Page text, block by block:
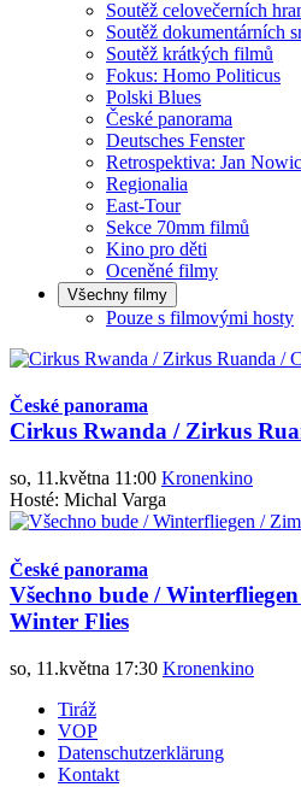
Soutěž celovečerních
Soutěž dokumentárních
Soutěž krátkých filmů
Fokus: Homo Politicus
Polski Blues
České panorama
Deutsches Fenster
Retrospektiva: Jan
Regionalia
East-Tour
Sekce 70mm filmů
Kino pro děti
Oceněné filmy
Všechny filmy
Pouze s filmovými hosty
České panorama
Cirkus Rwanda / Zirkus
so, 11.května 11:00 Kronenkino
Hosté: Michal Varga
České panorama
Všechno bude /
Winter Flies
so, 11.května 17:30 Kronenkino
Tiráž
VOP
Datenschutzerklärung
Kontakt